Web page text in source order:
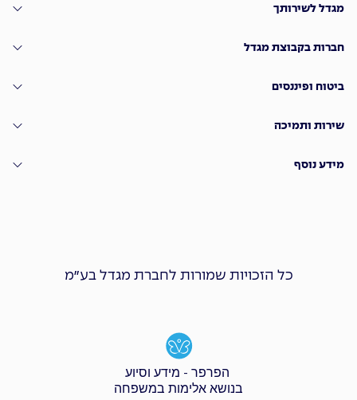
מגדל לשירותך
חברות בקבוצת מגדל
ביטוח ופיננסים
שירות ותמיכה
מידע נוסף
כל הזכויות שמורות לחברת מגדל בע״מ
הפרפר - מידע וסיוע
בנושא אלימות במשפחה